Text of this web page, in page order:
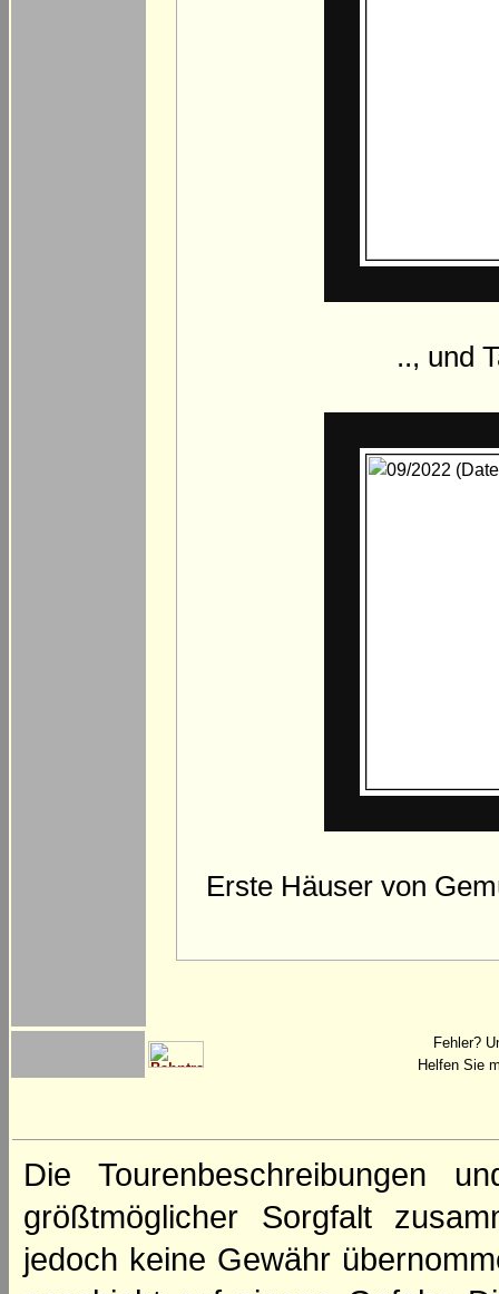
.., und
Erste Häuser von
Fehler?
Helfen Sie
Die Tourenbeschreibungen
größtmöglicher Sorgfalt
jedoch keine Gewähr